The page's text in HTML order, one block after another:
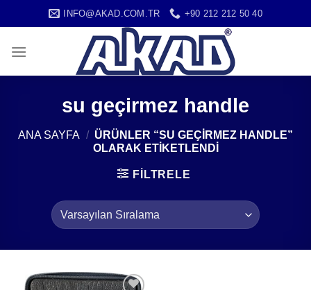
atla
INFO@AKAD.COM.TR +90 212 212 50 40
su geçirmez handle
ANA SAYFA / ÜRÜNLER “SU GEÇIRMEZ HANDLE”
OLARAK ETIKETLENDI
FILTRELE